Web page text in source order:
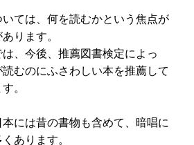
ては、何を読むかという焦点が
ります。
、今後、推薦図書検定によっ
むのにふさわしい本を推薦して
。
には昔の書物も含めて、暗唱に
あります。